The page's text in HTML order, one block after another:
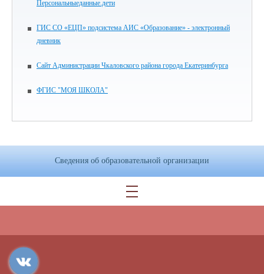
Персональныеданные.дети
ГИС СО «ЕЦП» подсистема АИС «Образование» - электронный
дневник
Сайт Администрации Чкаловского района города Екатеринбурга
ФГИС "МОЯ ШКОЛА"
Сведения об образовательной организации